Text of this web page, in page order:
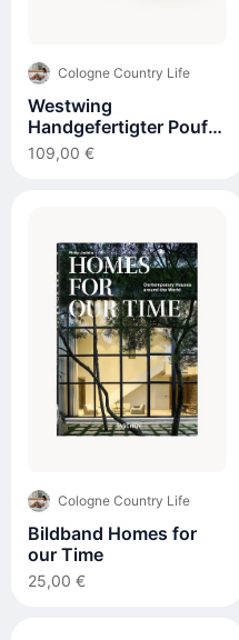
Cologne Country Life
Westwing
Handgefertigter Pouf
Bono aus Jute
109,00 €
Cologne Country Life
Bildband Homes for
our Time
25,00 €